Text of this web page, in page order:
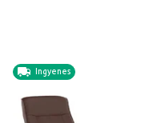
Ingyenes